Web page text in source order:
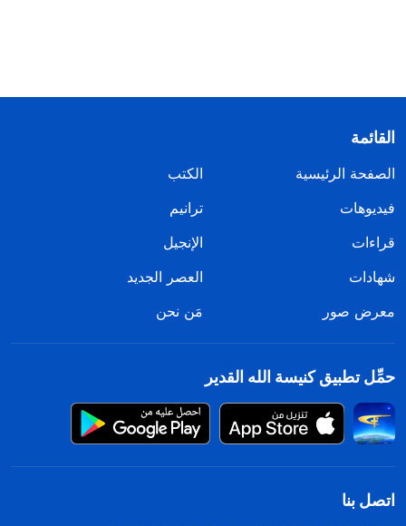
القائمة
الصفحة الرئيسية
الكتب
فيديوهات
ترانيم
قراءات
الإنجيل
شهادات
العصر الجديد
معرض صور
مَن نحن
حمِّل تطبيق كنيسة الله القدير
اتصل بنا